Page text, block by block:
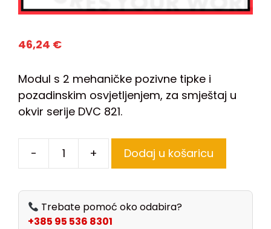
46,24 €
Modul s 2 mehaničke pozivne tipke i
pozadinskim osvjetljenjem, za smještaj u
okvir serije DVC 821.
- + Dodaj u košaricu
Trebate pomoć oko odabira?
+385 95 536 8301